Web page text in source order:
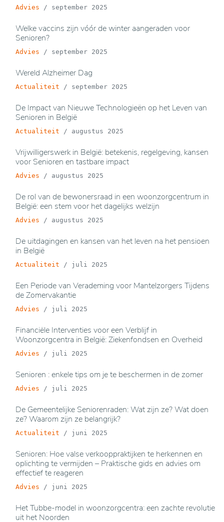
Advies / september 2025
Welke vaccins zijn vóór de winter aangeraden voor
Senioren?
Advies / september 2025
Wereld Alzheimer Dag
Actualiteit / september 2025
De Impact van Nieuwe Technologieën op het Leven van
Senioren in België
Actualiteit / augustus 2025
Vrijwilligerswerk in België: betekenis, regelgeving, kansen
voor Senioren en tastbare impact
Advies / augustus 2025
De rol van de bewonersraad in een woonzorgcentrum in
België: een stem voor het dagelijks welzijn
Advies / augustus 2025
De uitdagingen en kansen van het leven na het pensioen
in België
Actualiteit / juli 2025
Een Periode van Verademing voor Mantelzorgers Tijdens
de Zomervakantie
Advies / juli 2025
Financiële Interventies voor een Verblijf in
Woonzorgcentra in België: Ziekenfondsen en Overheid
Advies / juli 2025
Senioren : enkele tips om je te beschermen in de zomer
Advies / juli 2025
De Gemeentelijke Seniorenraden: Wat zijn ze? Wat doen
ze? Waarom zijn ze belangrijk?
Actualiteit / juni 2025
Senioren: Hoe valse verkooppraktijken te herkennen en
oplichting te vermijden – Praktische gids en advies om
effectief te reageren
Advies / juni 2025
Het Tubbe-model in woonzorgcentra: een zachte revolutie
uit het Noorden